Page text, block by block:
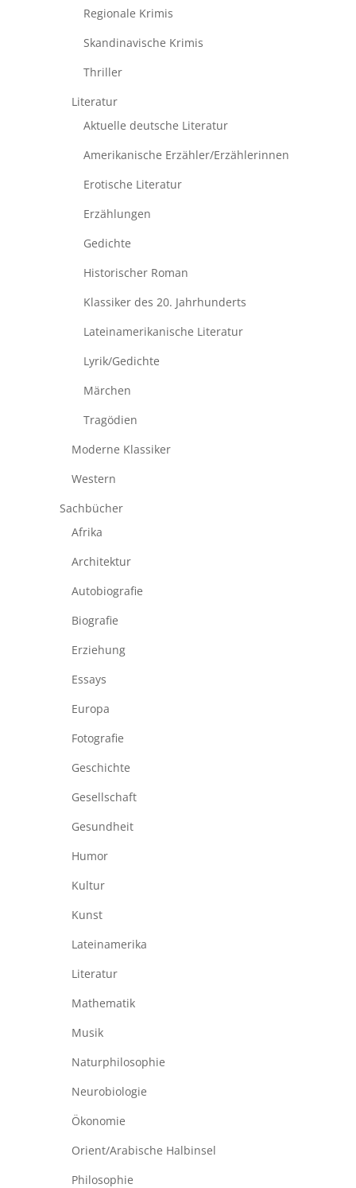
Regionale Krimis
Skandinavische Krimis
Thriller
Literatur
Aktuelle deutsche Literatur
Amerikanische Erzähler/Erzählerinnen
Erotische Literatur
Erzählungen
Gedichte
Historischer Roman
Klassiker des 20. Jahrhunderts
Lateinamerikanische Literatur
Lyrik/Gedichte
Märchen
Tragödien
Moderne Klassiker
Western
Sachbücher
Afrika
Architektur
Autobiografie
Biografie
Erziehung
Essays
Europa
Fotografie
Geschichte
Gesellschaft
Gesundheit
Humor
Kultur
Kunst
Lateinamerika
Literatur
Mathematik
Musik
Naturphilosophie
Neurobiologie
Ökonomie
Orient/Arabische Halbinsel
Philosophie